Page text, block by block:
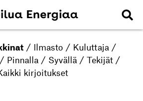
/ Ilmasto / Kuluttaja /
/ Pinnalla / Syvällä / Tekijät /
kirjoitukset